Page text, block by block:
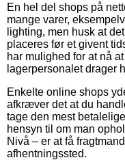
En hel del shops på
mange varer,
lighting, men husk at
placeres før et givent
har mulighed for at nå
lagerpersonalet drager
Enkelte online shops
afkræver det at du
tage den mest
hensyn til om man
Nivå – er at få
afhentningssted.